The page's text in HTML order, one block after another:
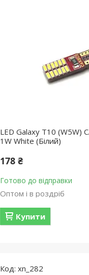
LED Galaxy T10 (W5W)
1W White (Білий)
178 ₴
Готово до відправки
Оптом і в роздріб
Купити
xn_282